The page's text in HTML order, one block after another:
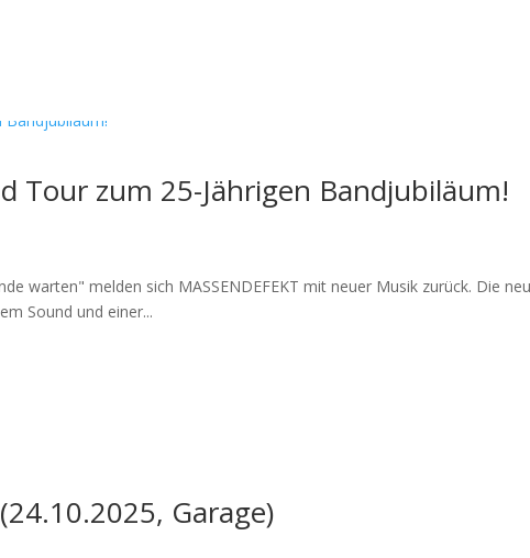
Tour zum 25-Jährigen Bandjubiläum!
warten" melden sich MASSENDEFEKT mit neuer Musik zurück. Die
Sound und einer...
Garage)